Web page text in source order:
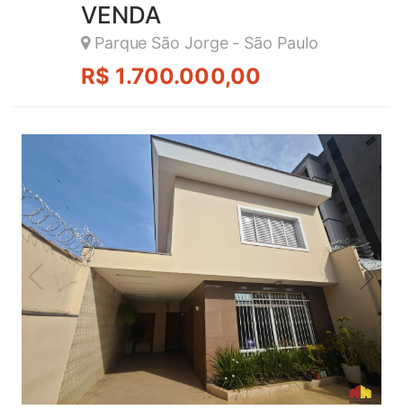
VENDA
Parque São Jorge - São Paulo
R$ 1.700.000,00